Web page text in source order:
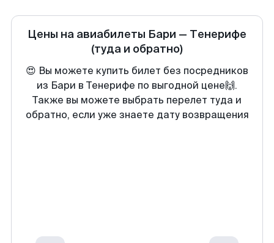
Цены на авиабилеты Бари — Тенерифе
(туда и обратно)
😍 Вы можете купить билет без посредников
из Бари в Тенерифе по выгодной цене🙌.
Также вы можете выбрать перелет туда и
обратно, если уже знаете дату возвращения